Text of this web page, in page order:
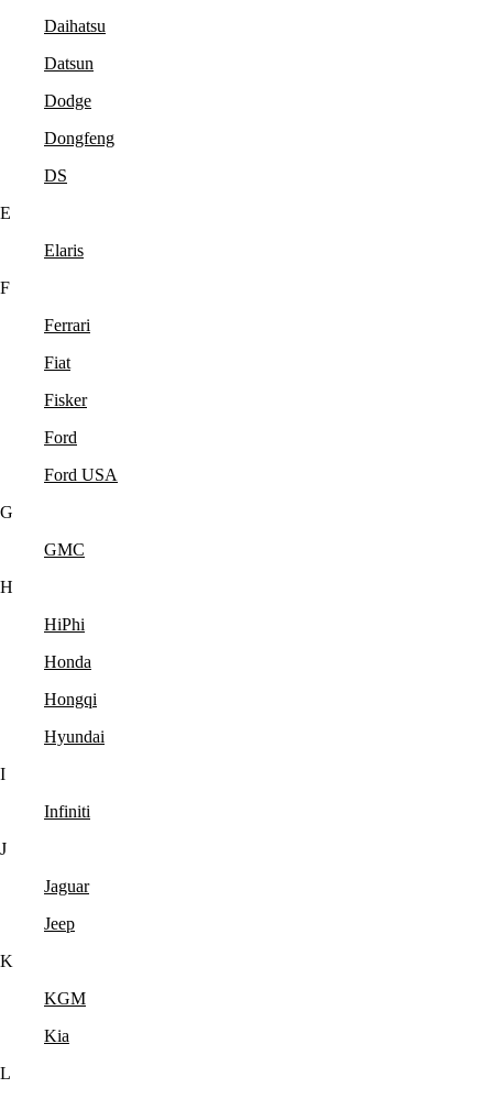
Daihatsu
Datsun
Dodge
Dongfeng
DS
E
Elaris
F
Ferrari
Fiat
Fisker
Ford
Ford USA
G
GMC
H
HiPhi
Honda
Hongqi
Hyundai
I
Infiniti
J
Jaguar
Jeep
K
KGM
Kia
L